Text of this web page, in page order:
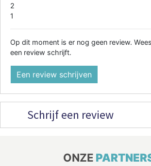
2
1
Op dit moment is er nog geen review.
een review schrijft.
Een review schrijven
Schrijf een review
ONZE